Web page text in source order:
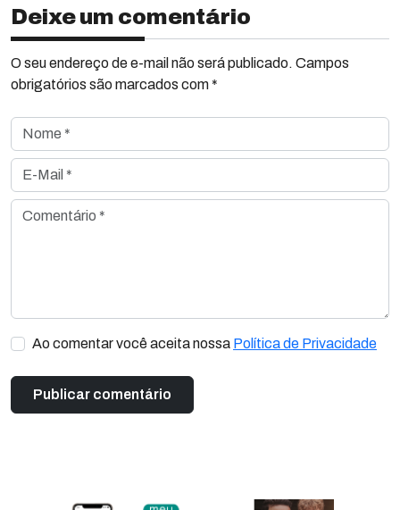
Deixe um comentário
O seu endereço de e-mail não será publicado. Campos
obrigatórios são marcados com *
Nome *
E-Mail *
Comentário *
Ao comentar você aceita nossa Política de Privacidade